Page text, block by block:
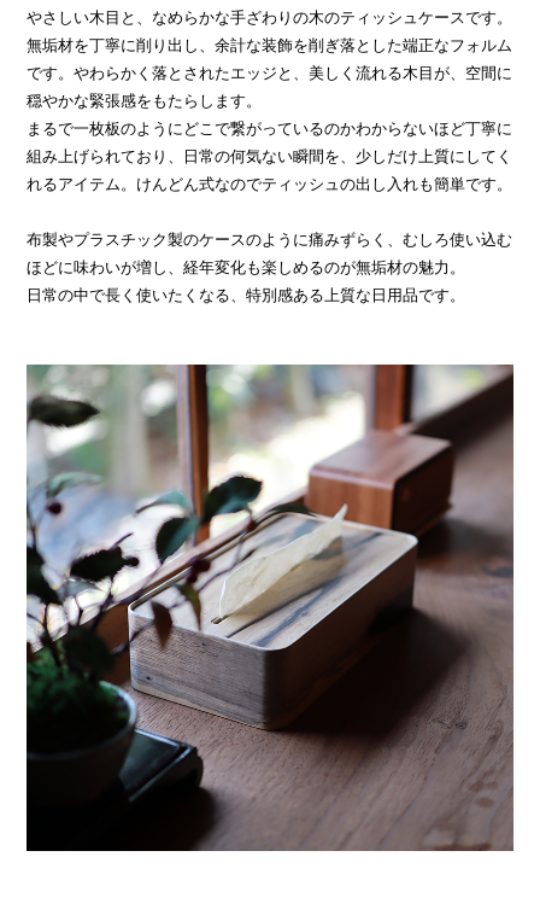
やさしい木目と、なめらかな手ざわりの木のティッシュケースです。
無垢材を丁寧に削り出し、余計な装飾を削ぎ落とした端正なフォルム
です。やわらかく落とされたエッジと、美しく流れる木目が、空間に
穏やかな緊張感をもたらします。
まるで一枚板のようにどこで繋がっているのかわからないほど丁寧に
組み上げられており、日常の何気ない瞬間を、少しだけ上質にしてく
れるアイテム。けんどん式なのでティッシュの出し入れも簡単です。
布製やプラスチック製のケースのように痛みずらく、むしろ使い込む
ほどに味わいが増し、経年変化も楽しめるのが無垢材の魅力。
日常の中で長く使いたくなる、特別感ある上質な日用品です。